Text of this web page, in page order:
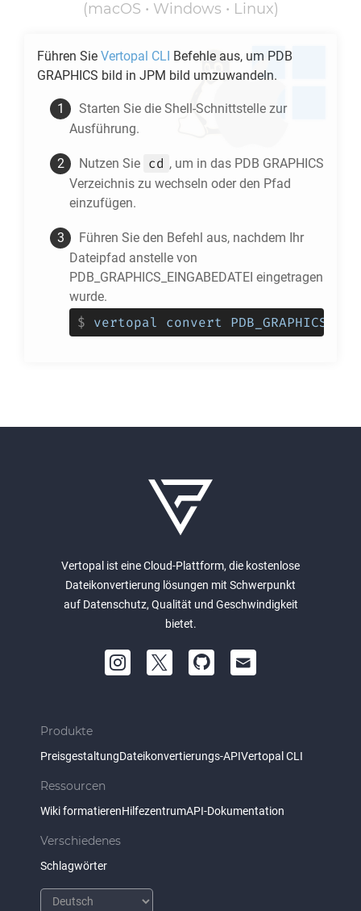
(macOS • Windows • Linux)
Führen Sie Vertopal CLI Befehle aus, um PDB
GRAPHICS bild in JPM bild umzuwandeln.
Starten Sie die Shell-Schnittstelle zur
Ausführung.
Nutzen Sie cd , um in das PDB GRAPHICS
Verzeichnis zu wechseln oder den Pfad
einzufügen.
Führen Sie den Befehl aus, nachdem Ihr
Dateipfad anstelle von
PDB_GRAPHICS_EINGABEDATEI eingetragen
wurde.
$ vertopal convert
Vertopal ist eine Cloud-Plattform, die kostenlose
Dateikonvertierung lösungen mit Schwerpunkt
auf Datenschutz, Qualität und Geschwindigkeit
bietet.
Produkte
PreisgestaltungDateikonvertierungs-APIVertopal CLI
Ressourcen
Wiki formatierenHilfezentrumAPI-Dokumentation
Verschiedenes
Schlagwörter